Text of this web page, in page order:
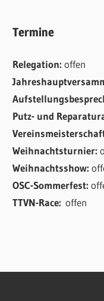
Termine
Relegation:offen
Putz- und
Weihnachtsturnier:
Weihnachtsshow:
OSC-Sommerfest:
TTVN-Race:offen